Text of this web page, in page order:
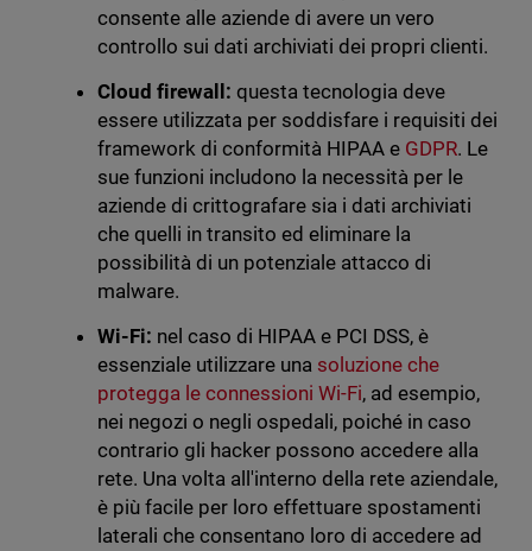
consente alle aziende di avere un vero
controllo sui dati archiviati dei propri clienti.
Cloud firewall: questa tecnologia deve
essere utilizzata per soddisfare i requisiti dei
framework di conformità HIPAA e GDPR. Le
sue funzioni includono la necessità per le
aziende di crittografare sia i dati archiviati
che quelli in transito ed eliminare la
possibilità di un potenziale attacco di
malware.
Wi-Fi: nel caso di HIPAA e PCI DSS, è
essenziale utilizzare una soluzione che
protegga le connessioni Wi-Fi, ad esempio,
nei negozi o negli ospedali, poiché in caso
contrario gli hacker possono accedere alla
rete. Una volta all'interno della rete aziendale,
è più facile per loro effettuare spostamenti
laterali che consentano loro di accedere ad